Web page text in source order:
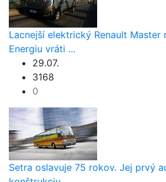
Lacnejší elektrický Renault Master
Energiu vráti ...
29.07.
3168
0
Setra oslavuje 75 rokov. Jej prvý